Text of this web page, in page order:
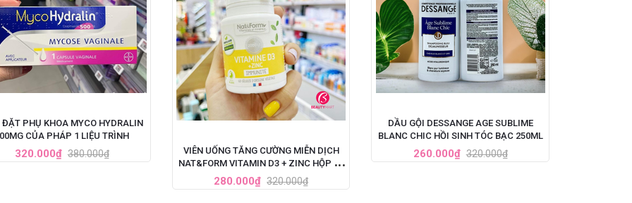
ĐẶT PHỤ KHOA MYCO HYDRALIN
CỦA PHÁP 1 LIỆU TRÌNH
320.000₫ 380.000₫
VIÊN UỐNG TĂNG CƯỜNG MIỄN DỊCH
NAT&FORM VITAMIN D3 + ZINC HỘP 60
VIÊN
280.000₫ 320.000₫
DẦU GỘI DESSANGE AGE SUBLIME
BLANC CHIC HỒI SINH TÓC BẠC 250ML
260.000₫ 320.000₫